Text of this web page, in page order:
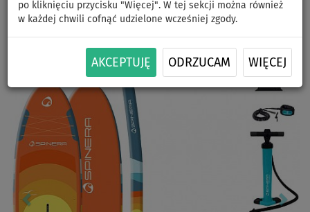
po kliknięciu przycisku "Więcej". W tej sekcji można również
w każdej chwili cofnąć udzielone wcześniej zgody.
AKCEPTUJĘ ODRZUCAM WIĘCEJ
DO
-38 %
WIOSŁO W
ZESTAWIE
DO
110 kg
OPCJA
SIEDZISKA
DARMOWA
DOSTAWA
Next